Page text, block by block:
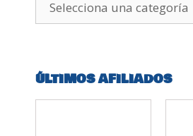
ÚLTIMOS AFILIADOS